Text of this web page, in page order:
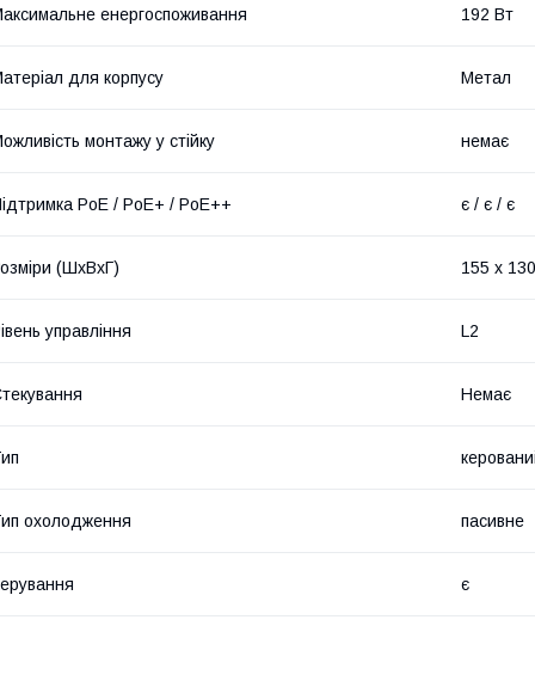
енергоспоживання 192 Вт
для корпусу Метал
монтажу у стійку немає
PoE / PoE+ / PoE++ є / є / є
(ШхВхГ) 155 x
управління L2
Немає
охолодження пасивне
є